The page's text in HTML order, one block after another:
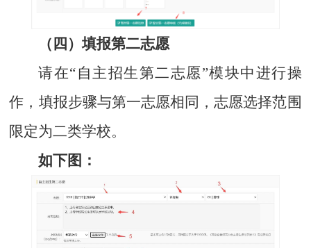
（四）填报第二志愿
请在“自主招生第二志愿”模块中进行操
作，填报步骤与第一志愿相同，志愿选择范围
限定为二类学校。
如下图：